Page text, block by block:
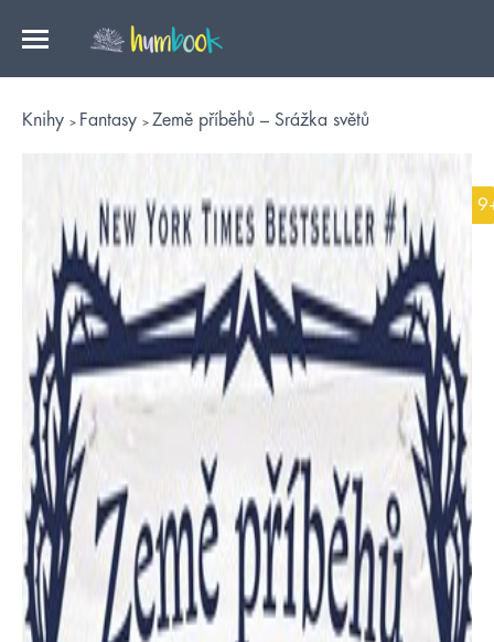
Knihy Fantasy Země příběhů – Srážka světů